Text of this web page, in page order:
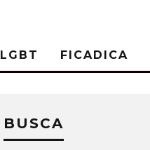
LGBT FICADICA
BUSCA